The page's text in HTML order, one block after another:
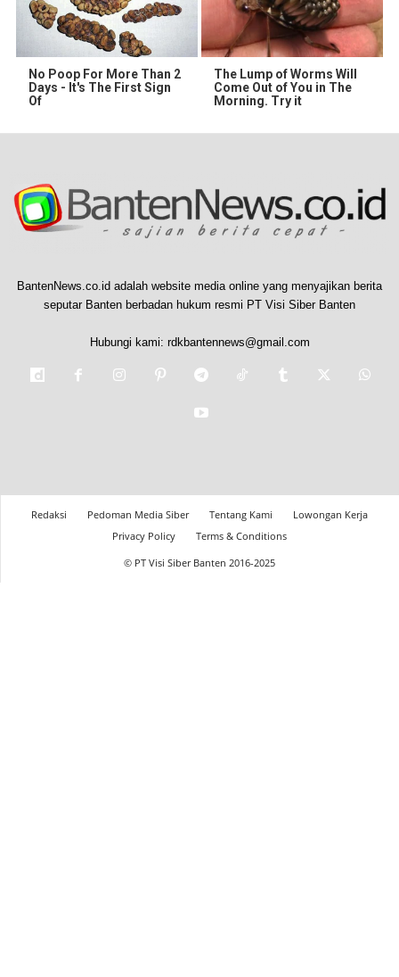
No Poop For More Than 2
Days - It's The First Sign
Of
The Lump of Worms Will
Come Out of You in The
Morning. Try it
BantenNews.co.id adalah website media online yang menyajikan berita
seputar Banten berbadan hukum resmi PT Visi Siber Banten
Hubungi kami: rdkbantennews@gmail.com
Redaksi Pedoman Media Siber Tentang Kami
Lowongan Kerja
Privacy Policy
Terms & Conditions
© PT Visi Siber Banten 2016-2025